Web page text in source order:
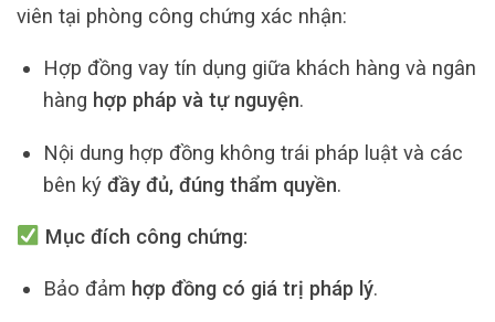
viên tại phòng công chứng xác nhận:
Hợp đồng vay tín dụng giữa khách hàng và ngân
hàng hợp pháp và tự nguyện.
Nội dung hợp đồng không trái pháp luật và các
bên ký đầy đủ, đúng thẩm quyền.
Mục đích công chứng:
Bảo đảm hợp đồng có giá trị pháp lý.